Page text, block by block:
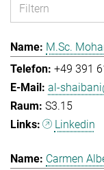
M.Sc.
+49 391
al-
S3.15
Linkedin
Carmen